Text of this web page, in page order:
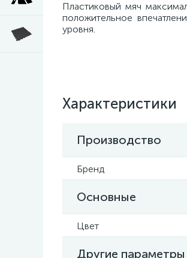
Пластиковый мяч
положительное
уровня.
Характеристики
Производство
Бренд
Основные
Цвет
Другие параметры